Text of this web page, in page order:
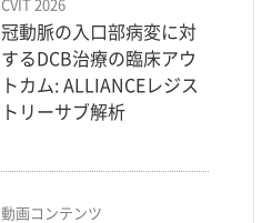
CVIT 2026
冠動脈の入口部病変に対
するDCB治療の臨床アウ
トカム: ALLIANCEレジス
トリーサブ解析
動画コンテンツ